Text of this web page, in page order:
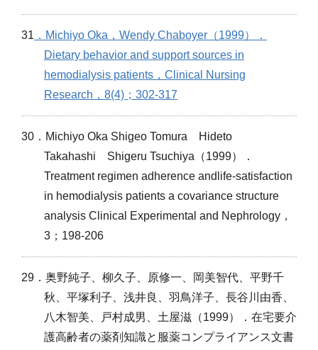
31 ．Michiyo Oka，Wendy Chaboyer（1999）．
Dietary behavior and support sources in
hemodialysis patients，Clinical Nursing
Research，8(4)；302-317
30．Michiyo Oka Shigeo Tomura Hideto
Takahashi Shigeru Tsuchiya（1999）．
Treatment regimen adherence andlife-satisfaction
in hemodialysis patients a covariance structure
analysis Clinical Experimental and Nephrology，
3；198-206
29．奥野純子、柳久子、原修一、岡美智代、平野千
秋、平塚利子、浅井良、羽鳥洋子、長谷川由香、
八木智美、戸村成男、土屋滋（1999）．在宅要介
護高齢者の薬剤知識と服薬コンプライアンス文書